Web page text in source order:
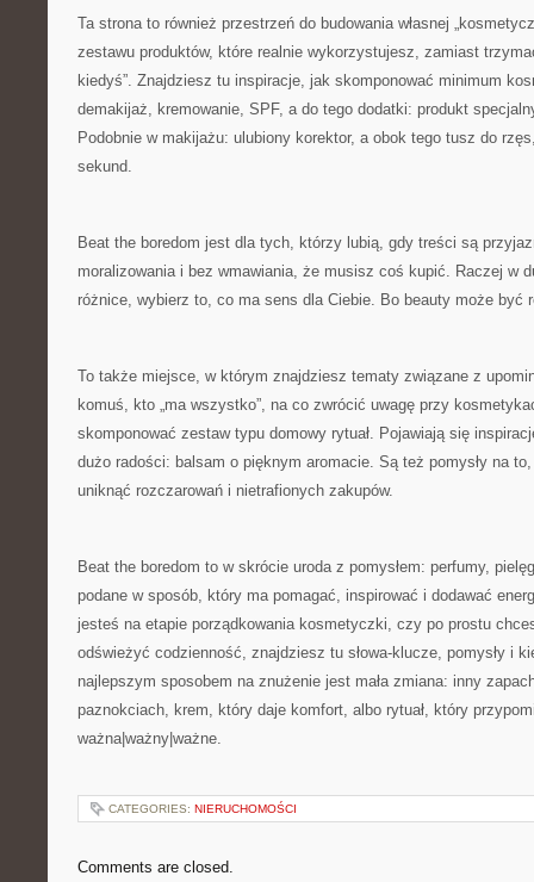
Ta strona to również przestrzeń do budowania własnej
zestawu produktów, które realnie wykorzystujesz, zamiast
kiedyś”. Znajdziesz tu inspiracje, jak skomponować minimum
demakijaż, kremowanie, SPF, a do tego dodatki: produkt
Podobnie w makijażu: ulubiony korektor, a obok tego tusz do
sekund.
Beat the boredom jest dla tych, którzy lubią, gdy treści są
moralizowania i bez wmawiania, że musisz coś kupić. Raczej w
różnice, wybierz to, co ma sens dla Ciebie. Bo beauty może być
To także miejsce, w którym znajdziesz tematy związane z
komuś, kto „ma wszystko”, na co zwrócić uwagę przy
skomponować zestaw typu domowy rytuał. Pojawiają się
dużo radości: balsam o pięknym aromacie. Są też pomysły na
uniknąć rozczarowań i nietrafionych zakupów.
Beat the boredom to w skrócie uroda z pomysłem: perfumy,
podane w sposób, który ma pomagać, inspirować i dodawać
jesteś na etapie porządkowania kosmetyczki, czy po prostu
odświeżyć codzienność, znajdziesz tu słowa-klucze, pomysły i
najlepszym sposobem na znużenie jest mała zmiana: inny
paznokciach, krem, który daje komfort, albo rytuał, który
ważna|ważny|ważne.
CATEGORIES: NIERUCHOMOŚCI
Comments are closed.